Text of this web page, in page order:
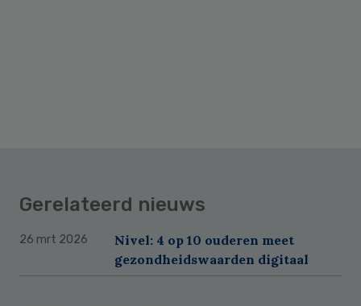
Gerelateerd nieuws
26 mrt 2026
Nivel: 4 op 10 ouderen meet
gezondheidswaarden digitaal